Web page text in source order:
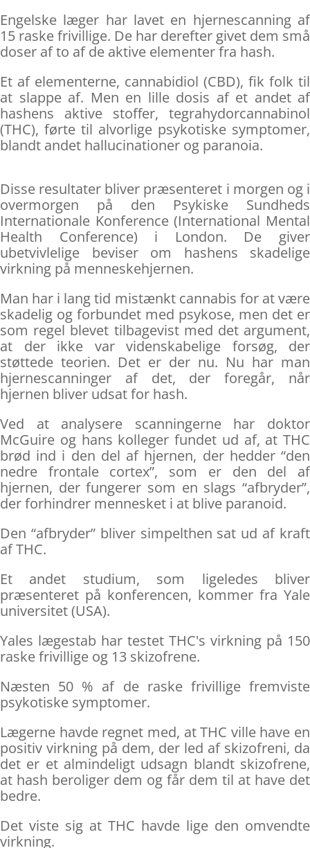
Engelske læger har lavet en hjernescanning af
15 raske frivillige. De har derefter givet dem små
doser af to af de aktive elementer fra hash.
Et af elementerne, cannabidiol (CBD), fik folk til
at slappe af. Men en lille dosis af et andet af
hashens aktive stoffer, tegrahydorcannabinol
(THC), førte til alvorlige psykotiske symptomer,
blandt andet hallucinationer og paranoia.
Disse resultater bliver præsenteret i morgen og i
overmorgen på den Psykiske Sundheds
Internationale Konference (International Mental
Health Conference) i London. De giver
ubetvivlelige beviser om hashens skadelige
virkning på menneskehjernen.
Man har i lang tid mistænkt cannabis for at være
skadelig og forbundet med psykose, men det er
som regel blevet tilbagevist med det argument,
at der ikke var videnskabelige forsøg, der
støttede teorien. Det er der nu. Nu har man
hjernescanninger af det, der foregår, når
hjernen bliver udsat for hash.
Ved at analysere scanningerne har doktor
McGuire og hans kolleger fundet ud af, at THC
brød ind i den del af hjernen, der hedder “den
nedre frontale cortex”, som er den del af
hjernen, der fungerer som en slags “afbryder”,
der forhindrer mennesket i at blive paranoid.
Den “afbryder” bliver simpelthen sat ud af kraft
af THC.
Et andet studium, som ligeledes bliver
præsenteret på konferencen, kommer fra Yale
universitet (USA).
Yales lægestab har testet THC's virkning på 150
raske frivillige og 13 skizofrene.
Næsten 50 % af de raske frivillige fremviste
psykotiske symptomer.
Lægerne havde regnet med, at THC ville have en
positiv virkning på dem, der led af skizofreni, da
det er et almindeligt udsagn blandt skizofrene,
at hash beroliger dem og får dem til at have det
bedre.
Det viste sig at THC havde lige den omvendte
virkning.